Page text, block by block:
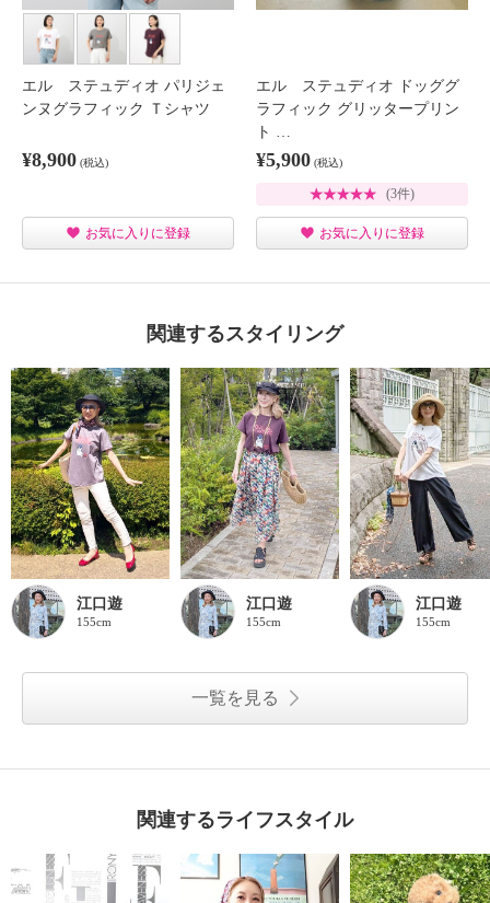
エル ステュディオ パリジェ
ンヌグラフィック Ｔシャツ
¥8,900 (税込)
お気に入りに登録
エル ステュディオ ドッググ
ラフィック グリッタープリン
ト …
¥5,900 (税込)
(3件)
お気に入りに登録
関連するスタイリング
江口遊
155cm
江口遊
155cm
江口遊
155cm
一覧を見る
関連するライフスタイル